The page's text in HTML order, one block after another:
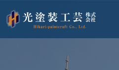
古河市の外壁